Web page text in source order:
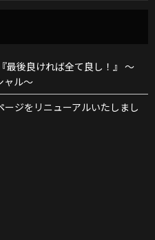
最後良ければ全て良し！』 ～
ャル～
ジをリニューアルいたしまし